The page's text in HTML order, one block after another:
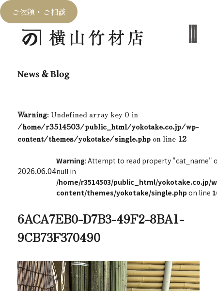
ご依頼・ご相談
News & Blog
Warning: Undefined array key 0 in
/home/r3514503/public_html/yokotake.co.jp/wp-
content/themes/yokotake/single.phpon line 12
2026.06.04
Warning: Attempt to read property "cat_name"
null in
/home/r3514503/public_html/yokotake.co.jp/
content/themes/yokotake/single.php on line
6ACA7EB0-D7B3-49F2-8BA1-
9CB73F370490